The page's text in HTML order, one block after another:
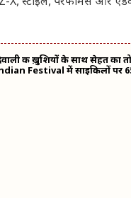
की ख़ुशियों के साथ सेहत का
Festival में साइकिलों पर